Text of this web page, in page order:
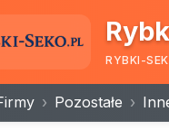
RYBKI-
Pozostałe